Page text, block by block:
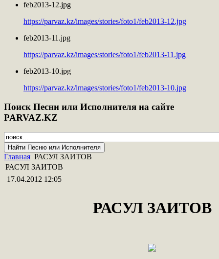
feb2013-12.jpg
https://parvaz.kz/images/stories/foto1/feb2013-12.jpg
feb2013-11.jpg
https://parvaz.kz/images/stories/foto1/feb2013-11.jpg
feb2013-10.jpg
https://parvaz.kz/images/stories/foto1/feb2013-10.jpg
Поиск Песни или Исполнителя на сайте
PARVAZ.KZ
Главная РАСУЛ ЗАИТОВ
РАСУЛ ЗАИТОВ
17.04.2012 12:05
РАСУЛ ЗАИТОВ